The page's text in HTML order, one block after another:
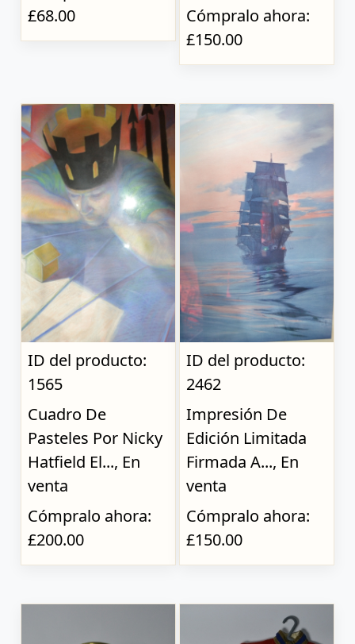
£68.00
Cómpralo ahora:
£150.00
ID del producto:
1565
Cuadro De
Pasteles Por Nicky
Hatfield El..., En
venta
Cómpralo ahora:
£200.00
ID del producto:
2462
Impresión De
Edición Limitada
Firmada A..., En
venta
Cómpralo ahora:
£150.00